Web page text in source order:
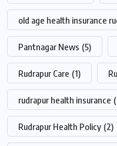
old age health insurance
Pantnagar News (5)
Rudrapur Care (1)
rudrapur health insurance
Rudrapur Health Policy (2)